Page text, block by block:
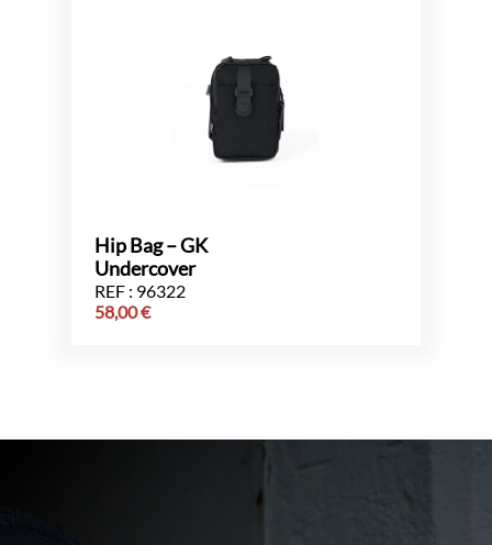
Hip Bag – GK
Undercover
REF : 96322
58,00€